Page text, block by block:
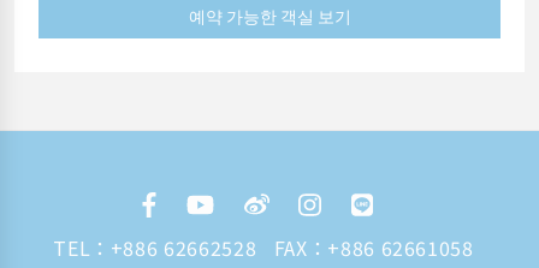
예약 가능한 객실 보기
TEL： +886 62662528
FAX：+886 62661058